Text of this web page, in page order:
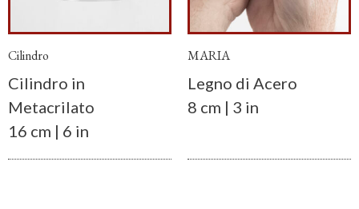
Cilindro
Cilindro in
Metacrilato
16 cm | 6 in
MARIA
Legno di Acero
8 cm | 3 in